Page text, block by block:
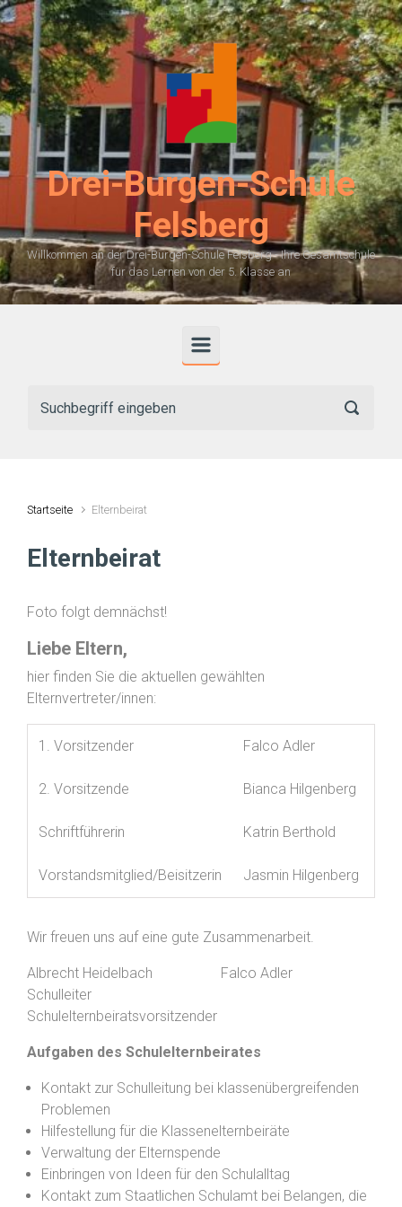
Zum Hauptinhalt springen
Drei-Burgen-Schule
Felsberg
Willkommen an der Drei-Burgen-Schule Felsberg - Ihre Gesamtschule
für das Lernen von der 5. Klasse an
Startseite Elternbeirat
Elternbeirat
Foto folgt demnächst!
Liebe Eltern,
hier finden Sie die aktuellen gewählten
Elternvertreter/innen:
1. Vorsitzender Falco Adler
2. Vorsitzende Bianca Hilgenberg
Schriftführerin Katrin Berthold
Vorstandsmitglied/Beisitzerin Jasmin Hilgenberg
Wir freuen uns auf eine gute Zusammenarbeit.
Albrecht Heidelbach Falco Adler
Schulleiter
Schulelternbeiratsvorsitzender
Aufgaben des Schulelternbeirates
Kontakt zur Schulleitung bei klassenübergreifenden
Problemen
Hilfestellung für die Klassenelternbeiräte
Verwaltung der Elternspende
Einbringen von Ideen für den Schulalltag
Kontakt zum Staatlichen Schulamt bei Belangen, die